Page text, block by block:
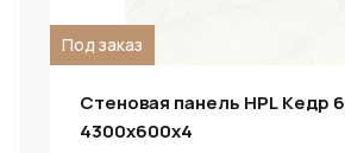
Под заказ
Стеновая панель HPL Кедр
4300х600х4